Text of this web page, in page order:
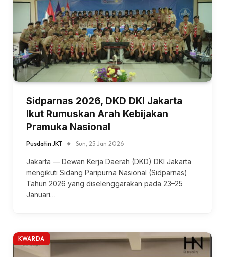
Sidparnas 2026, DKD DKI Jakarta
Ikut Rumuskan Arah Kebijakan
Pramuka Nasional
Pusdatin JKT Sun, 25 Jan 2026
Jakarta — Dewan Kerja Daerah (DKD) DKI Jakarta
mengikuti Sidang Paripurna Nasional (Sidparnas)
Tahun 2026 yang diselenggarakan pada 23–25
Januari…
KWARDA